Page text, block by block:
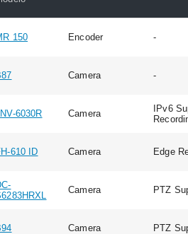
150 Encoder -
Camera -
6030R Camera
IPv6
610 ID Camera Edge
Camera PTZ
Camera PTZ